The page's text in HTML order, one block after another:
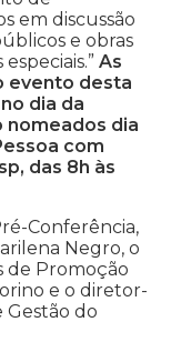
em discussão
e obras
As
evento desta
dia da
nomeados dia
com
das 8h às
Conferência,
Negro, o
de Promoção
e o diretor-
Gestão do